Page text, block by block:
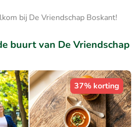
bij De Vriendschap Boskant!
buurt van De Vriendschap
37% korting